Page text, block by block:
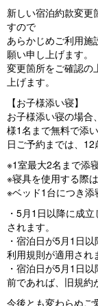
新しい宿泊約款変更
すので
あらかじめご利用施
願い申し上げます。
変更箇所をご確認の
上げます。
【お子様添い寝】
お子様添い寝の場
様1名まで無料で添
日ご予約までは、12
※1室最大2名まで添
※寝具を使用する際
※ベッド1台につき添
・5月1日以降に成
されます。
・宿泊日が5月1日
利用規則が適用され
・宿泊日が5月1日
前であれば、旧規約
今後とも変わらぬご